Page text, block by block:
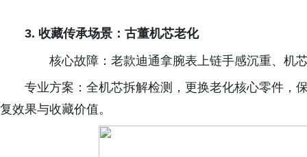
3. 收藏传承场景：古董机芯老化
核心故障：老款迪通拿腕表上链手感沉重、机
专业方案：全机芯拆解检测，更换老化核心零件，
复效果与收藏价值。